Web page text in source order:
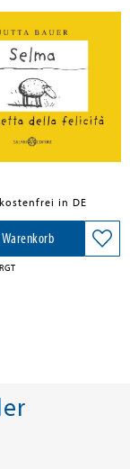
della felicità
in DE
Warenkorb